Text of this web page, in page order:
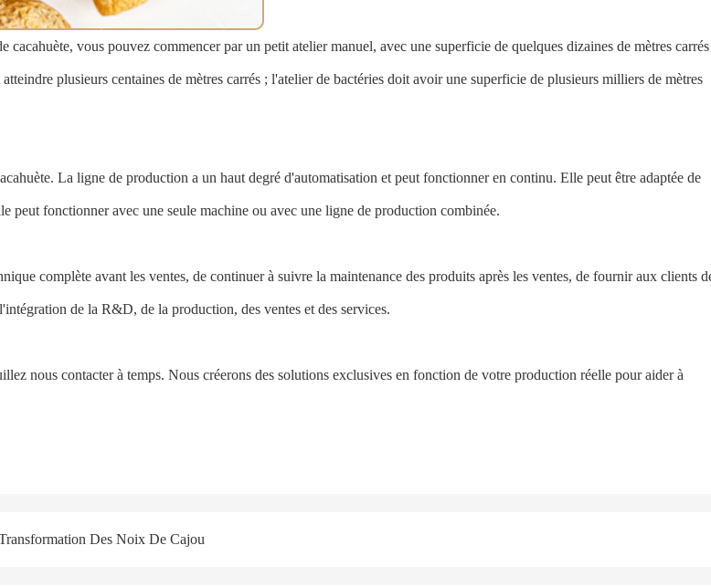
vous pouvez commencer par un petit atelier manuel, avec une superficie de quelques dizaines de mètres
plusieurs centaines de mètres carrés ; l'atelier de bactéries doit avoir une superficie de plusieurs milliers de mètres
La ligne de production a un haut degré d'automatisation et peut fonctionner en continu. Elle peut être adaptée de
fonctionner avec une seule machine ou avec une ligne de production combinée.
complète avant les ventes, de continuer à suivre la maintenance des produits après les ventes, de fournir aux clients
de la R&D, de la production, des ventes et des services.
nous contacter à temps. Nous créerons des solutions exclusives en fonction de votre production réelle pour aider à
Des Noix De Cajou